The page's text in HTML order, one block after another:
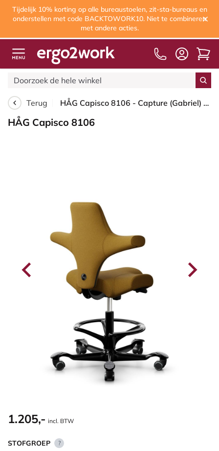
Tijdelijk 10% korting op alle bureaustoelen, zit-sta-bureaus en
onderstellen met code BACKTOWORK10. Niet te combineren
met andere acties.
Terug HÅG Capisco 8106 - Capture (Gabriel) - Wol / Polyamide - CPT6401 - Ochre - Framekleur - Zwart - Gasveer - 200 mm (Zithoogte 46-64cm) - Vloercontact - Zachte wielen t.b.v. harde vloeren - Voetenring - Ja, in framekleur - Voetster - Nee, voetster in fram...
HÅG Capisco 8106
1.205,- incl. BTW
STOFGROEP ?